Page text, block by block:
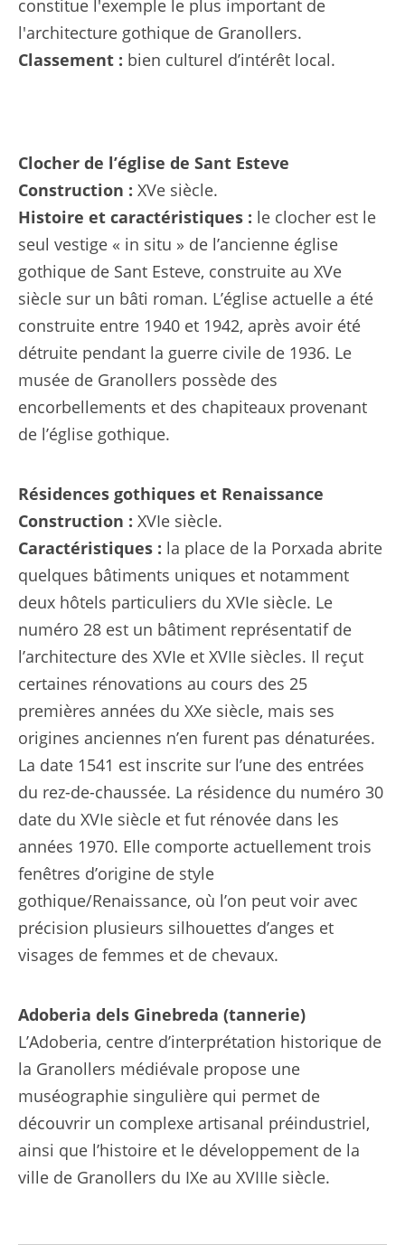
constitue l'exemple le plus important de
l'architecture gothique de Granollers.
Classement : bien culturel d’intérêt local.
Clocher de l’église de Sant Esteve
Construction : XVe siècle.
Histoire et caractéristiques : le clocher est le
seul vestige « in situ » de l’ancienne église
gothique de Sant Esteve, construite au XVe
siècle sur un bâti roman. L’église actuelle a été
construite entre 1940 et 1942, après avoir été
détruite pendant la guerre civile de 1936. Le
musée de Granollers possède des
encorbellements et des chapiteaux provenant
de l’église gothique.
Résidences gothiques et Renaissance
Construction : XVIe siècle.
Caractéristiques : la place de la Porxada abrite
quelques bâtiments uniques et notamment
deux hôtels particuliers du XVIe siècle. Le
numéro 28 est un bâtiment représentatif de
l’architecture des XVIe et XVIIe siècles. Il reçut
certaines rénovations au cours des 25
premières années du XXe siècle, mais ses
origines anciennes n’en furent pas dénaturées.
La date 1541 est inscrite sur l’une des entrées
du rez-de-chaussée. La résidence du numéro 30
date du XVIe siècle et fut rénovée dans les
années 1970. Elle comporte actuellement trois
fenêtres d’origine de style
gothique/Renaissance, où l’on peut voir avec
précision plusieurs silhouettes d’anges et
visages de femmes et de chevaux.
Adoberia dels Ginebreda (tannerie)
L’Adoberia, centre d’interprétation historique de
la Granollers médiévale propose une
muséographie singulière qui permet de
découvrir un complexe artisanal préindustriel,
ainsi que l’histoire et le développement de la
ville de Granollers du IXe au XVIIIe siècle.